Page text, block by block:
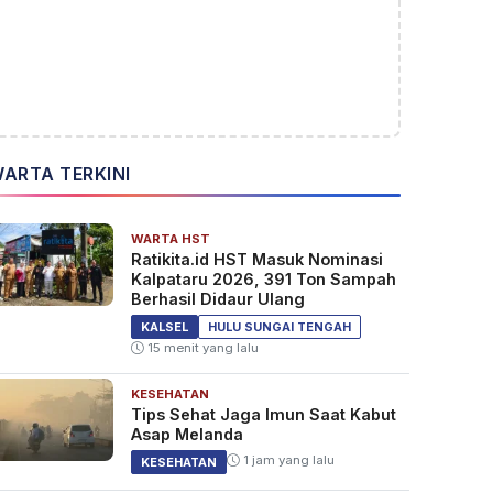
TERKINI
WARTA HST
Ratikita.id HST Masuk Nominasi
Kalpataru 2026, 391 Ton Sampah
Berhasil Didaur Ulang
KALSEL
HULU SUNGAI TENGAH
15 menit yang lalu
KESEHATAN
Tips Sehat Jaga Imun Saat Kabut
Asap Melanda
KESEHATAN 1 jam yang lalu